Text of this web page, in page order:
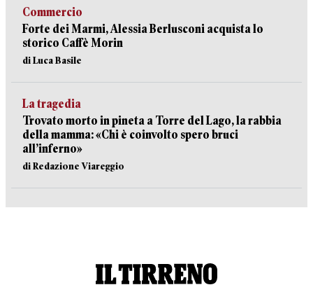
Commercio
Forte dei Marmi, Alessia Berlusconi acquista lo
storico Caffè Morin
di Luca Basile
La tragedia
Trovato morto in pineta a Torre del Lago, la rabbia
della mamma: «Chi è coinvolto spero bruci
all’inferno»
di Redazione Viareggio